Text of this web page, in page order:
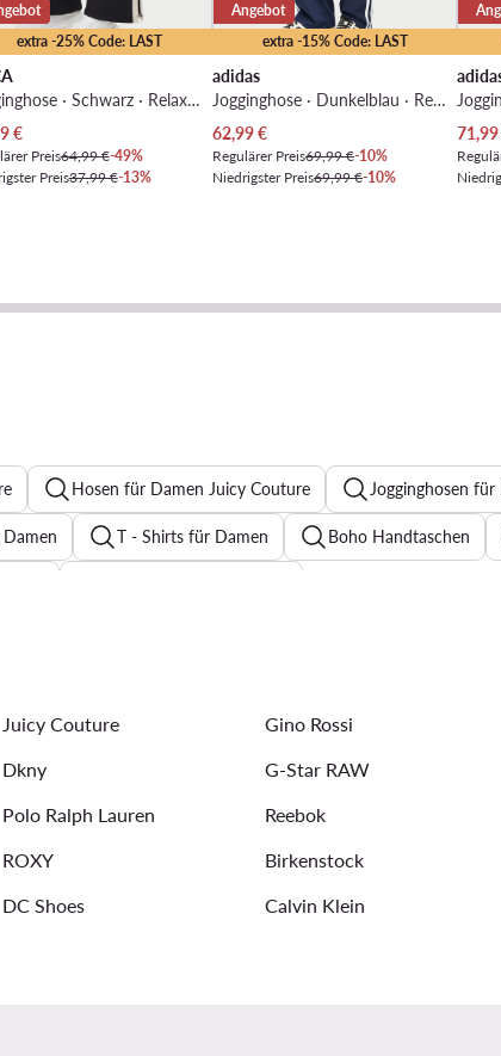
extra -25% Code: LAST
Jogginghose · Schwarz · Relaxed Fit
Preis
€
Preis64,99 €-49%
Preis37,99 €-13%
extra -15% Code: LAST
Angebot
adidas
Jogginghose · Dunkelblau · Regular Fit
Aktueller Preis
62,99€
Regulärer Preis69,99 €-10%
Niedrigster Preis69,99 €-10%
71,99
Hosen für Damen Juicy Couture Jogginghosen
T - Shirts für Damen Boho Handtaschen
Damen
Juicy Couture Gino Rossi
Dkny G-Star RAW
Polo Ralph Lauren Reebok
ROXY Birkenstock
DC Shoes Calvin Klein